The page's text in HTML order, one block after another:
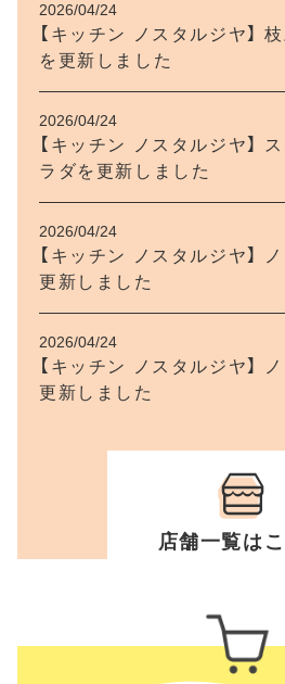
2026/04/24
【キッチン ノスタルジヤ】
を更新しました
2026/04/24
【キッチン ノスタルジヤ】
ラダを更新しました
2026/04/24
【キッチン ノスタルジヤ】
更新しました
2026/04/24
【キッチン ノスタルジヤ】
更新しました
2026/04/24
【キッチン ノスタルジヤ】
店舗一覧は